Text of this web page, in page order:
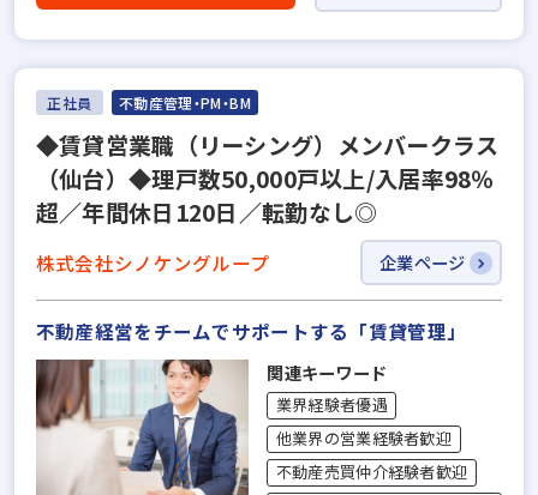
正社員 不動産管理・PM・BM
◆賃貸営業職（リーシング）メンバークラス
（仙台）◆理戸数50,000戸以上/入居率98％
超／年間休日120日／転勤なし◎
株式会社シノケングループ 企業ページ
不動産経営をチームでサポートする「賃貸管理」
関連キーワード
業界経験者優遇
他業界の営業経験者歓迎
不動産売買仲介経験者歓迎